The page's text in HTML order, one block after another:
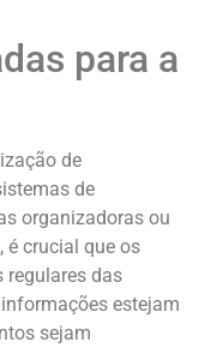
para a
de
de
organizadoras ou
é crucial que os
regulares das
estejam
sejam